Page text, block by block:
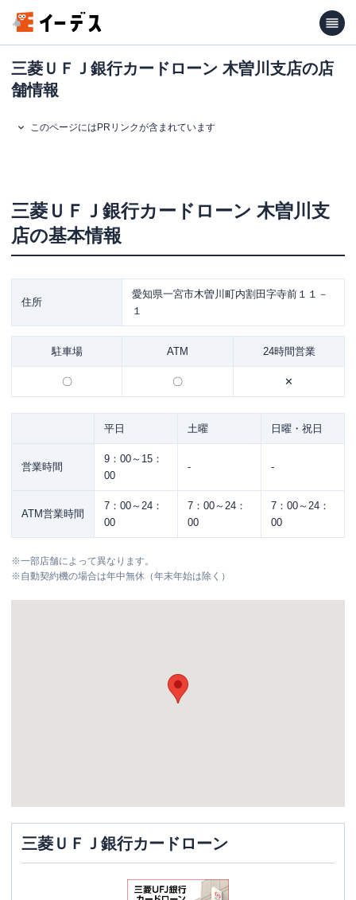
三菱ＵＦＪ銀行カードローン 木曽川支店の店
舗情報
このページにはPRリンクが含まれています
三菱ＵＦＪ銀行カードローン 木曽川支
店の基本情報
住所
愛知県一宮市木曽川町内割田字寺前１１－
１
駐車場 ATM 24時間営業
〇 〇 ✕
平日 土曜 日曜・祝日
営業時間
9：00～15：
00
- -
ATM営業時間
7：00～24：
00
7：00～24：
00
7：00～24：
00
※一部店舗によって異なります。
※自動契約機の場合は年中無休（年末年始は除く）
三菱ＵＦＪ銀行カードローン